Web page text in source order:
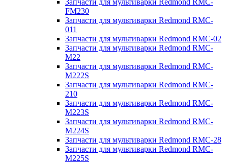
Запчасти для мультиварки Redmond RMC-
FM230
Запчасти для мультиварки Redmond RMC-
011
Запчасти для мультиварки Redmond RMC-02
Запчасти для мультиварки Redmond RMC-
M22
Запчасти для мультиварки Redmond RMC-
M222S
Запчасти для мультиварки Redmond RMC-
210
Запчасти для мультиварки Redmond RMC-
M223S
Запчасти для мультиварки Redmond RMC-
M224S
Запчасти для мультиварки Redmond RMC-28
Запчасти для мультиварки Redmond RMC-
M225S